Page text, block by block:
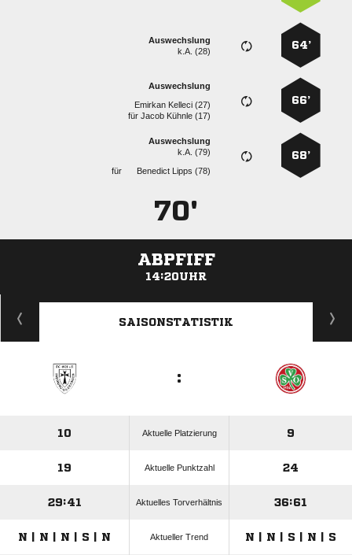
64’
Auswechslung
k.A. (28)
66’
Auswechslung
  
für  
68’
Auswechslung
k.A. (79)
für
  
70'
ABPFIFF
14:20UHR
ANZEIGE
SAISONSTATISTIK
:
10 Aktuelle Platzierung 9
19 Aktuelle Punktzahl 24
29:41 Aktuelles Torverhältnis 36:61
N | N | N | S | N Aktueller Trend N | N | S | N | S